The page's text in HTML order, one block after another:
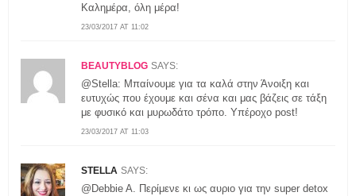
23/03/2017 AT 11:02
Καλημέρα, όλη μέρα!
BEAUTYBLOG SAYS:
23/03/2017 AT 11:03
@Stella: Mπαίνουμε για τα καλά στην Άνοιξη και
ευτυχώς που έχουμε και σένα και μας βάζεις σε τάξη
με φυσικό και μυρωδάτο τρόπο. Υπέροχο post!
STELLA SAYS:
@Debbie A. Περίμενε κι ως αυριο για την super detox